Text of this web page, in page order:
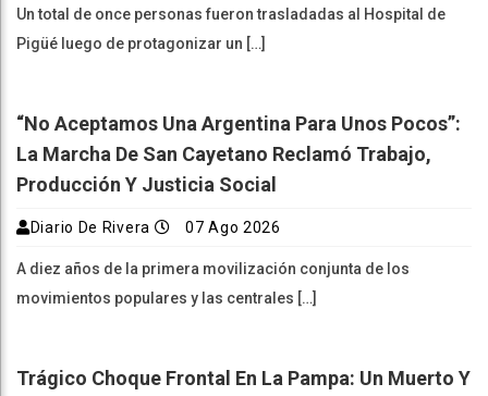
Un total de once personas fueron trasladadas al Hospital de
Pigüé luego de protagonizar un […]
“No Aceptamos Una Argentina Para Unos Pocos”:
La Marcha De San Cayetano Reclamó Trabajo,
Producción Y Justicia Social
Diario De Rivera 07 Ago 2026
A diez años de la primera movilización conjunta de los
movimientos populares y las centrales […]
Trágico Choque Frontal En La Pampa: Un Muerto Y